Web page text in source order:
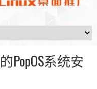
PopOS系统安